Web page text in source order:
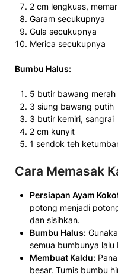
2 cm lengkuas,
Garam secukupnya
Gula secukupnya
Merica secukupnya
Bumbu Halus:
5 butir bawang merah
3 siung bawang putih
3 butir kemiri, sangrai
2 cm kunyit
1 sendok teh
Cara Memasak
Persiapan Ayam
potong menjadi
dan sisihkan.
Bumbu Halus:
semua bumbunya lalu
Membuat Kaldu:
besar. Tumis bumbu